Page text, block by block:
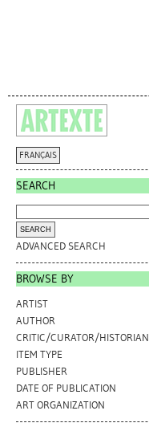
FRANÇAIS
SEARCH
ADVANCED SEARCH
BROWSE BY
ARTIST
AUTHOR
CRITIC/CURATOR/HISTORIAN
ITEM TYPE
PUBLISHER
DATE OF PUBLICATION
ART ORGANIZATION